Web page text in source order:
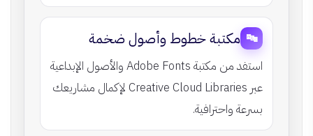
🔤 مكتبة خطوط وأصول ضخمة
استفد من مكتبة Adobe Fonts والأصول الإبداعية
عبر Creative Cloud Libraries لإكمال مشاريعك
بسرعة واحترافية.